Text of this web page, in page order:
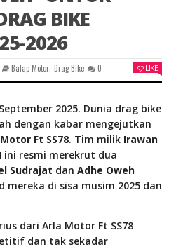
BIKE
2026
Balap Motor, Drag Bike 0 LIKE
2025. Dunia drag bike
dengan kabar mengejutkan
Ft SS78. Tim milik Irawan
ini resmi merekrut dua
Sudrajat dan Adhe Oweh
di sisa musim 2025 dan
dari Arla Motor Ft SS78
dan tak sekadar